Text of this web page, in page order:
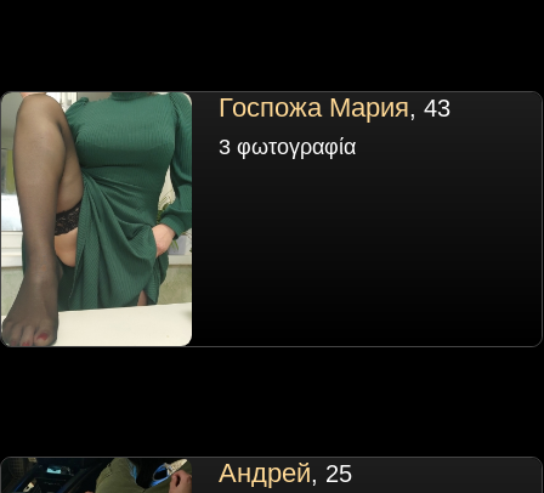
Госпожа Мария, 43
3 φωτογραφία
Андрей, 25